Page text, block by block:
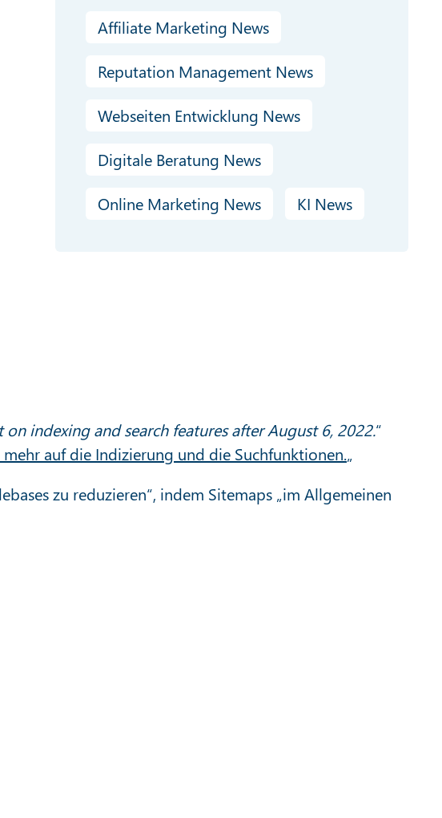
Affiliate Marketing News
Reputation Management News
Webseiten Entwicklung News
Digitale Beratung News
Online Marketing News KI News
indexing and search features after August 6, 2022.“
auf die Indizierung und die Suchfunktionen.„
zu reduzieren“, indem Sitemaps „im Allgemeinen